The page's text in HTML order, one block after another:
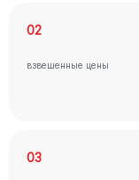
02
взвешенные цены
03